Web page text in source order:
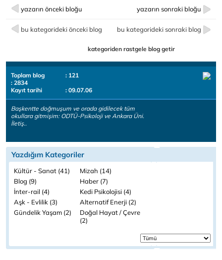
yazarın önceki bloğu yazarın sonraki bloğu
bu kategorideki önceki blog bu kategorideki sonraki blog
kategoriden rastgele blog getir
Toplam blog
: 121
: 2834
Kayıt tarihi
: 09.07.06
Başkentte doğmuşum ve orada gidilecek tüm
okullara gitmişim: ODTÜ-Psikoloji ve Ankara Üni.
İletiş..
Yazdığım Kategoriler
Kültür - Sanat (41)
Mizah (14)
Blog (9)
Haber (7)
İnter-rail (4)
Kedi Psikolojisi (4)
Aşk - Evlilik (3)
Alternatif Enerji (2)
Gündelik Yaşam (2)
Doğal Hayat / Çevre
(2)